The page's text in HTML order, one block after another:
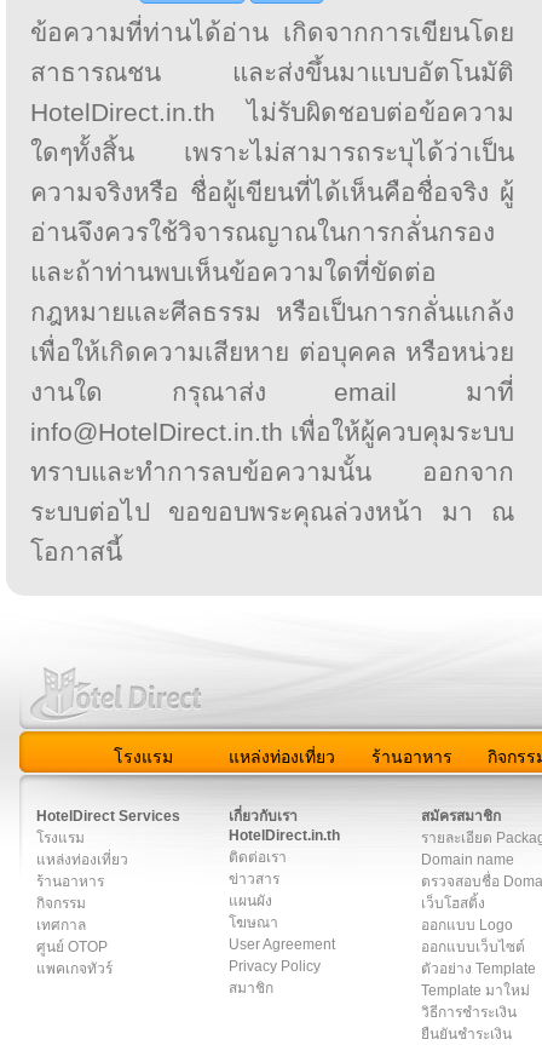
ข้อความที่ท่านได้อ่าน เกิดจากการเขียนโดย
สาธารณชน และส่งขึ้นมาแบบอัตโนมัติ
HotelDirect.in.th ไม่รับผิดชอบต่อข้อความ
ใดๆทั้งสิ้น เพราะไม่สามารถระบุได้ว่าเป็น
ความจริงหรือ ชื่อผู้เขียนที่ได้เห็นคือชื่อจริง ผู้
อ่านจึงควรใช้วิจารณญาณในการกลั่นกรอง
และถ้าท่านพบเห็นข้อความใดที่ขัดต่อ
กฎหมายและศีลธรรม หรือเป็นการกลั่นแกล้ง
เพื่อให้เกิดความเสียหาย ต่อบุคคล หรือหน่วย
งานใด กรุณาส่ง email มาที่
info@HotelDirect.in.th เพื่อให้ผู้ควบคุมระบบ
ทราบและทำการลบข้อความนั้น ออกจาก
ระบบต่อไป ขอขอบพระคุณล่วงหน้า มา ณ
โอกาสนี้
โรงแรม แหล่งท่องเที่ยว ร้านอาหาร กิจกรร
HotelDirect Services
โรงแรม
แหล่งท่องเที่ยว
ร้านอาหาร
กิจกรรม
เทศกาล
ศูนย์ OTOP
แพคเกจทัวร์
เกี่ยวกับเรา
HotelDirect.in.th
ติดต่อเรา
ข่าวสาร
แผนผัง
โฆษณา
User Agreement
Privacy Policy
สมาชิก
สมัครสมาชิก
รายละเอียด
Domain name
ตรวจสอบชื่อ
เว็บโฮสติ้ง
ออกแบบ Logo
ออกแบบเว็บไซต์
ตัวอย่าง Template
Template มาใหม่
วิธีการชำระเงิน
ยืนยันชำระเงิน